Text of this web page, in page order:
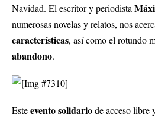
Navidad. El escritor y periodista
numerosas novelas y relatos, nos
características, así como el rotundo
abandono.
Esteevento solidariode acceso libre